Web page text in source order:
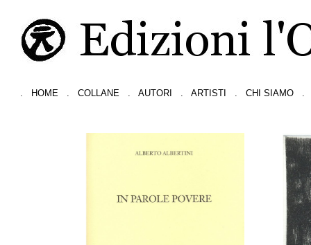
HOME COLLANE AUTORI ARTISTI CHI SIAMO